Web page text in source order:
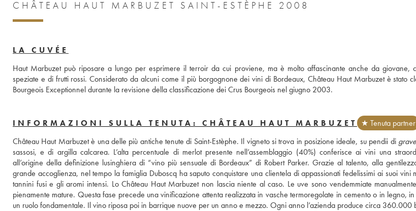
CHÂTEAU HAUT MARBUZET SAINT-ESTÈPHE 2008
LA CUVÉE
Haut Marbuzet può riposare a lungo per esprimere il terroir da cui proviene, ma è molto affascinante anche da giovane,
speziate e di frutti rossi. Considerato da alcuni come il più borgognone dei vini di Bordeaux, Château Haut Marbuzet è stato
Bourgeois Exceptionnel durante la revisione della classificazione dei Crus Bourgeois nel giugno 2003.
INFORMAZIONI SULLA TENUTA: CHÂTEAU HAUT MARBUZET
★ Tenuta partner
Château Haut Marbuzet è una delle più antiche tenute di Saint-Estèphe. Il vigneto si trova in posizione ideale, su pendii di
sassosi, e di argilla calcarea. L’alta percentuale di merlot presente nell’assemblaggio (40%) conferisce ai vini una
all’origine della definizione lusinghiera di “vino più sensuale di Bordeaux” di Robert Parker. Grazie al talento, alla
grande accoglienza, nel tempo la famiglia Duboscq ha saputo conquistare una clientela di appassionati fedelissimi ai suoi vini
tannini fusi e gli aromi intensi. Lo Château Haut Marbuzet non lascia niente al caso. Le uve sono vendemmiate
pienamente mature. Questa fase precede una vinificazione attenta realizzata in vasche termoregolate in cemento o in legno,
un ruolo fondamentale. Il vino riposa poi in barrique nuove per un anno e mezzo. Ogni anno l’azienda produce circa 360.000